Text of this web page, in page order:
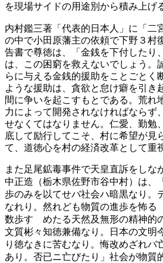
を現場サイドの用途別から積み上げ
内村鑑三著「代表的日本人」に「二
の中で小田原藩主の依頼で下野３村
告書で尊徳は、「金銭を下付したり
は、この困窮を救えないでしょう。
らに与える金銭的援助をことごとく
ような援助は、貪欲と怠け癖を引き
間に争いを起こすもとである。荒れ
力によって開発されなければならず
せなくてはなりません。仁愛、勤勉
底して励行してこそ、村に希望が見
て、道徳心を村の経済改革として重
また足尾鉱毒事件で天皇直訴をしな
中正造（栃木県佐野市谷中村）は、「
歩のみを以てせバ社会ハ暗黒なり。
なれり。然れども物質の進歩を怖る
数歩すゝめたる天然及無形の精神的
文質彬々知徳兼備なり。日本の文明
り徳なきに苦むなり。悔改めざれバ
あり。否已ニ亡びたり」 社会が物質